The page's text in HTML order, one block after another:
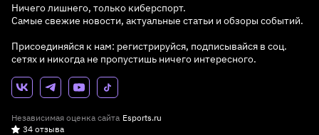
Ничего лишнего, только киберспорт.
Самые свежие новости, актуальные статьи и обзоры событий.
Присоединяйся к нам: регистрируйся, подписывайся в соц.
сетях и никогда не пропустишь ничего интересного.
Независимая оценка сайта Esports.ru
34 отзыва